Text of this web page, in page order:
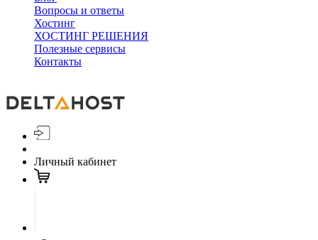
Вопросы и ответы
Хостинг
ХОСТИНГ РЕШЕНИЯ
Полезные сервисы
Контакты
Личный кабинет